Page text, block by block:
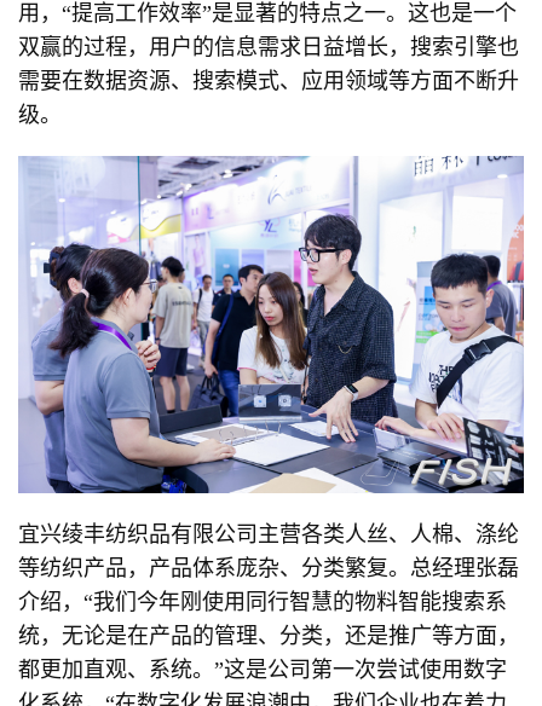
用，“提高工作效率”是显著的特点之一。这也是一个
双赢的过程，用户的信息需求日益增长，搜索引擎也
需要在数据资源、搜索模式、应用领域等方面不断升
级。
宜兴绫丰纺织品有限公司主营各类人丝、人棉、涤纶
等纺织产品，产品体系庞杂、分类繁复。总经理张磊
介绍，“我们今年刚使用同行智慧的物料智能搜索系
统，无论是在产品的管理、分类，还是推广等方面，
都更加直观、系统。”这是公司第一次尝试使用数字